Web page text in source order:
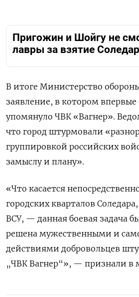
Пригожин и Шойгу не
лавры за взятие
В итоге Министерство
заявление, в котором
упомянуло ЧВК «Вагнер».
что город штурмовали
группировкой российских
замыслу и плану».
«Что касается
городских кварталов
ВСУ, — данная боевая задача
решена мужественными и
действиями добровольцев
„ЧВК Вагнер“», — признали в